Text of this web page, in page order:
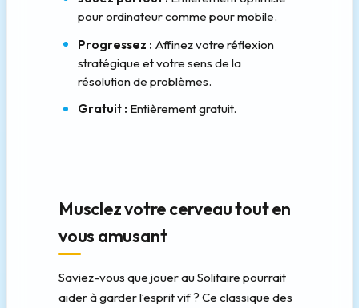
pour ordinateur comme pour mobile.
Progressez : Affinez votre réflexion
stratégique et votre sens de la
résolution de problèmes.
Gratuit : Entièrement gratuit.
Musclez votre cerveau tout en
vous amusant
Saviez-vous que jouer au Solitaire pourrait
aider à garder l’esprit vif ? Ce classique des